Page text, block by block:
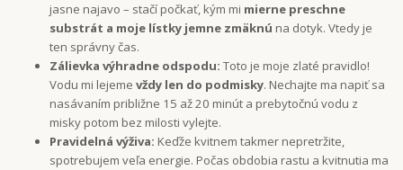
jasne najavo – stačí počkať, kým mi mierne preschne
substrát a moje lístky jemne zmäknú na dotyk. Vtedy je
ten správny čas.
Zálievka výhradne odspodu: Toto je moje zlaté pravidlo!
Vodu mi lejeme vždy len do podmisky. Nechajte ma napiť sa
nasávaním približne 15 až 20 minút a prebytočnú vodu z
misky potom bez milosti vylejte.
Pravidelná výživa: Keďže kvitnem takmer nepretržite,
spotrebujem veľa energie. Počas obdobia rastu a kvitnutia ma